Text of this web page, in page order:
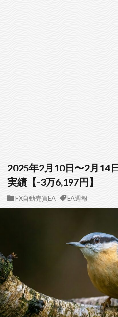
2025年2月10日〜2月14
実績【-3万6,197円】
FX自動売買EA EA週報